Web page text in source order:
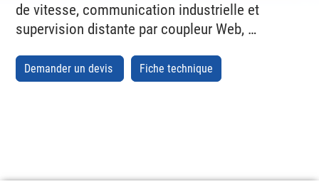
de vitesse, communication industrielle et
supervision distante par coupleur Web, …
Demander un devis Fiche technique